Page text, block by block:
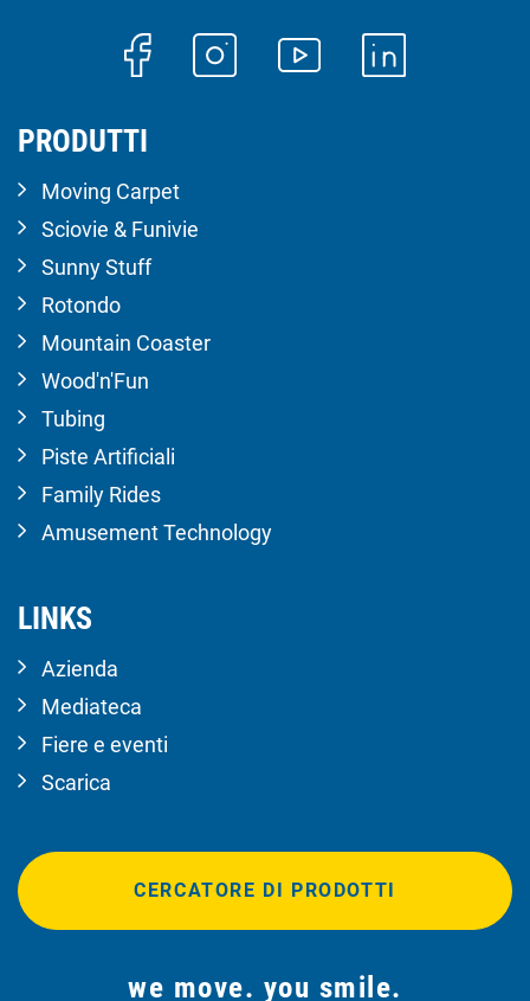
PRODUTTI
Moving Carpet
Sciovie & Funivie
Sunny Stuff
Rotondo
Mountain Coaster
Wood'n'Fun
Tubing
Piste Artificiali
Family Rides
Amusement Technology
LINKS
Azienda
Mediateca
Fiere e eventi
Scarica
CERCATORE DI PRODOTTI
we move. you smile.